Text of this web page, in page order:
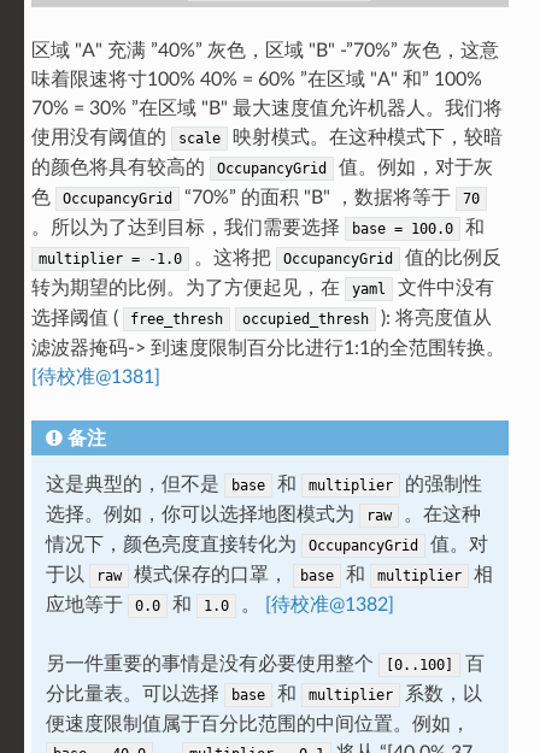
区域 "A" 充满 ”40%” 灰色，区域 "B" -”70%” 灰色，这意
味着限速将寸100% 40% = 60% ”在区域 "A" 和” 100%
70% = 30% ”在区域 "B" 最大速度值允许机器人。我们将
使用没有阈值的
scale
映射模式。在这种模式下，较暗
的颜色将具有较高的
OccupancyGrid
值。例如，对于灰
色
OccupancyGrid “70%” 的面积 "B" ，数据将等于 70
。所以为了达到目标，我们需要选择 base = 100.0 和
multiplier = -1.0 。这将把 OccupancyGrid
值的比例反
转为期望的比例。为了方便起见，在
yaml
文件中没有
选择阈值 (
free_thresh occupied_thresh
): 将亮度值从
滤波器掩码-> 到速度限制百分比进行1:1的全范围转换。
[待校准@1381]
备注
这是典型的，但不是 base 和 multiplier
的强制性
选择。例如，你可以选择地图模式为
raw
。在这种
情况下，颜色亮度直接转化为
OccupancyGrid
值。对
于以
raw 模式保存的口罩， base 和 multiplier
相
应地等于
0.0 和 1.0 。 [待校准@1382]
另一件重要的事情是没有必要使用整个 [0..100]
百
分比量表。可以选择
base 和 multiplier
系数，以
便速度限制值属于百分比范围的中间位置。例如，